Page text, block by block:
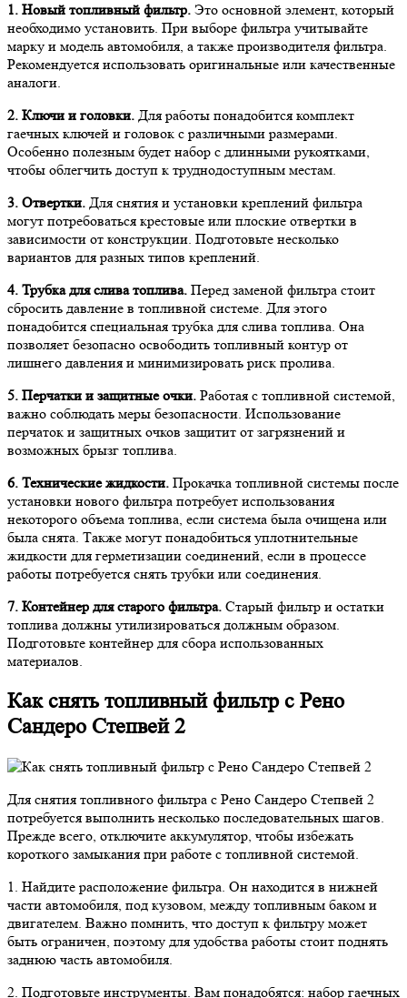
1. Новый топливный фильтр. Это основной элемент, который
необходимо установить. При выборе фильтра учитывайте
марку и модель автомобиля, а также производителя фильтра.
Рекомендуется использовать оригинальные или качественные
аналоги.
2. Ключи и головки. Для работы понадобится комплект
гаечных ключей и головок с различными размерами.
Особенно полезным будет набор с длинными рукоятками,
чтобы облегчить доступ к труднодоступным местам.
3. Отвертки. Для снятия и установки креплений фильтра
могут потребоваться крестовые или плоские отвертки в
зависимости от конструкции. Подготовьте несколько
вариантов для разных типов креплений.
4. Трубка для слива топлива. Перед заменой фильтра стоит
сбросить давление в топливной системе. Для этого
понадобится специальная трубка для слива топлива. Она
позволяет безопасно освободить топливный контур от
лишнего давления и минимизировать риск пролива.
5. Перчатки и защитные очки. Работая с топливной системой,
важно соблюдать меры безопасности. Использование
перчаток и защитных очков защитит от загрязнений и
возможных брызг топлива.
6. Технические жидкости. Прокачка топливной системы после
установки нового фильтра потребует использования
некоторого объема топлива, если система была очищена или
была снята. Также могут понадобиться уплотнительные
жидкости для герметизации соединений, если в процессе
работы потребуется снять трубки или соединения.
7. Контейнер для старого фильтра. Старый фильтр и остатки
топлива должны утилизироваться должным образом.
Подготовьте контейнер для сбора использованных
материалов.
Как снять топливный фильтр с Рено
Сандеро Степвей 2
Для снятия топливного фильтра с Рено Сандеро Степвей 2
потребуется выполнить несколько последовательных шагов.
Прежде всего, отключите аккумулятор, чтобы избежать
короткого замыкания при работе с топливной системой.
1. Найдите расположение фильтра. Он находится в нижней
части автомобиля, под кузовом, между топливным баком и
двигателем. Важно помнить, что доступ к фильтру может
быть ограничен, поэтому для удобства работы стоит поднять
заднюю часть автомобиля.
2. Подготовьте инструменты. Вам понадобятся: набор гаечных